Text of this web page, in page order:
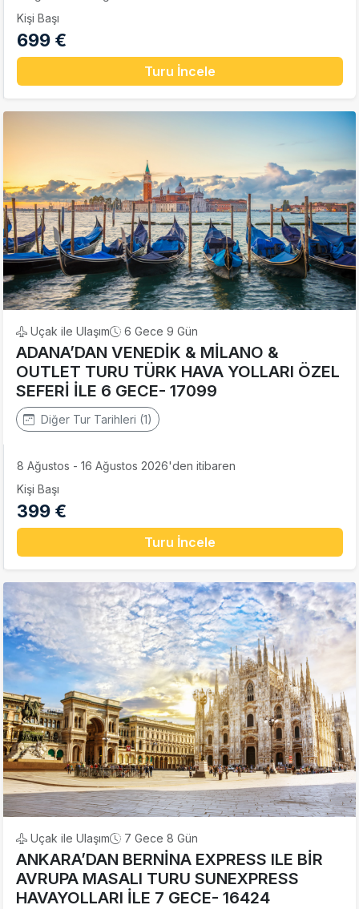
Kişi Başı
699 €
Turu İncele
Uçak ile Ulaşım 6 Gece 9 Gün
ADANA’DAN VENEDİK & MİLANO &
OUTLET TURU TÜRK HAVA YOLLARI ÖZEL
SEFERİ İLE 6 GECE- 17099
Diğer Tur Tarihleri (1)
8 Ağustos - 16 Ağustos 2026'den itibaren
Kişi Başı
399 €
Turu İncele
Uçak ile Ulaşım 7 Gece 8 Gün
ANKARA’DAN BERNİNA EXPRESS ILE BİR
AVRUPA MASALI TURU SUNEXPRESS
HAVAYOLLARI İLE 7 GECE- 16424